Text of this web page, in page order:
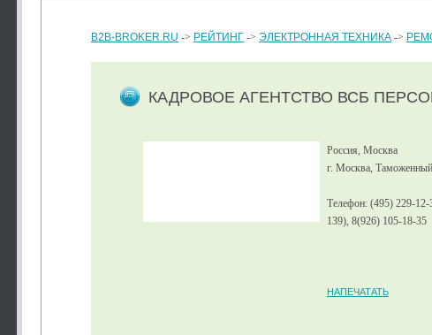
B2B-BROKER.RU -> РЕЙТИНГ -> ЭЛЕКТРОННАЯ ТЕХНИКА ->
КАДРОВОЕ АГЕНТСТВО ВСБ
Россия, Москва
г. Москва,
Телефон: (495) 229-12-
139), 8(926) 105-18-35
НАПЕЧАТАТЬ